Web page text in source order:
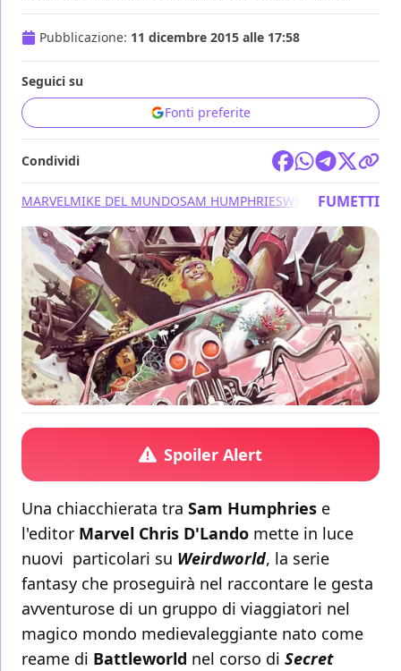
Pubblicazione: 11 dicembre 2015 alle 17:58
Seguici su
Fonti preferite
Condividi
MARVELMIKE DEL MUNDOSAM HUMPHRIESWEIRDWORLD
FUMETTI
Spoiler Alert
Una chiacchierata tra Sam Humphries e
l'editor Marvel Chris D'Lando mette in luce
nuovi particolari su Weirdworld, la serie
fantasy che proseguirà nel raccontare le gesta
avventurose di un gruppo di viaggiatori nel
magico mondo medievaleggiante nato come
reame di Battleworld nel corso di Secret